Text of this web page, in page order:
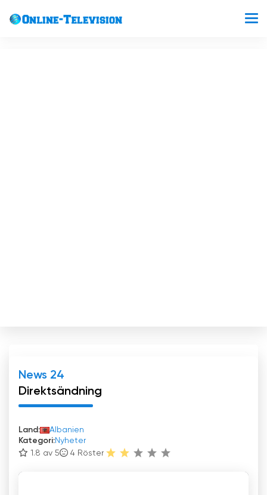
News 24
Direktsändning
Land:
Albanien
Kategori:Nyheter
1.8 av 5
4 Röster